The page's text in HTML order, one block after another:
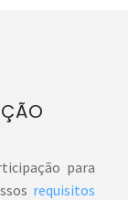
para
requisitos